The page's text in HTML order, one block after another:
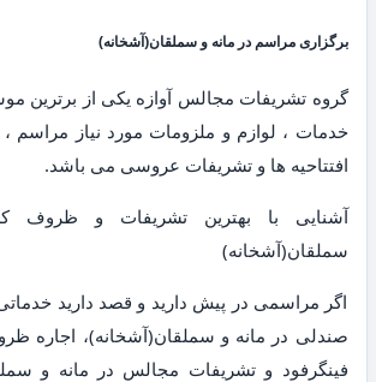
برگزاری مراسم در مانه و سملقان(آشخانه)
گروه تشریفات مجالس آوازه یکی از برترین
خدمات ، لوازم و ملزومات مورد نیاز مراسم
افتتاحیه ها و تشریفات عروسی می باشد.
آشنایی با بهترین تشریفات و ظروف
سملقان(آشخانه)
اگر مراسمی در پیش دارید و قصد دارید
صندلی در مانه و سملقان(آشخانه)، اجاره
فینگرفود و تشریفات مجالس در مانه و